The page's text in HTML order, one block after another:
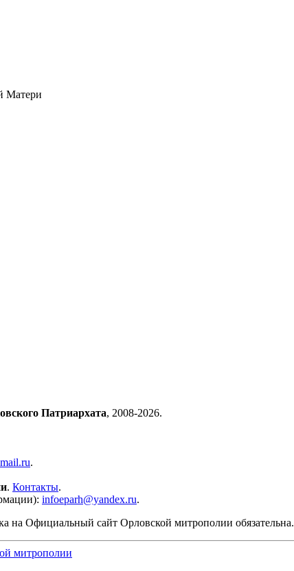
Матери
Патриархата, 2008-2026.
.
. Контакты.
infoeparh@yandex.ru.
на Официальный сайт Орловской митрополии обязательна.
митрополии